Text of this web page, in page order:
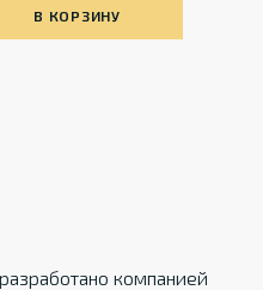
В КОРЗИНУ
компанией